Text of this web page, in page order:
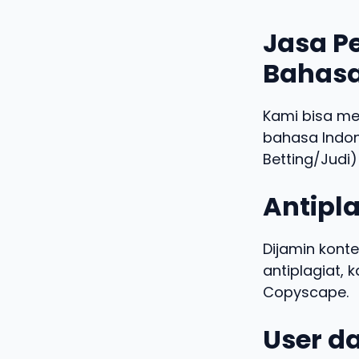
Jasa
Kami bisa
bahasa
Betting/Judi)
Dijamin
antiplagiat,
Copyscape.
User